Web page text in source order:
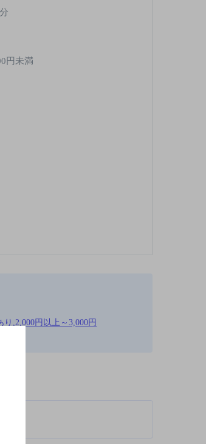
円未満
,2,000円以上～3,000円